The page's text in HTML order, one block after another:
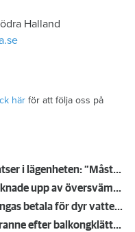
Halland
här för att följa oss på
Så undviker du mögel – fyra riskplatser i lägenheten: ”Måste städa bort”
Satte på vattnet och somnade – vaknade upp av översvämning hos grannen
Rensade inte hålet i kylskåpet – tvingas betala för dyr vattenskada
Naken gängkriminell knivhotade granne efter balkongklättring